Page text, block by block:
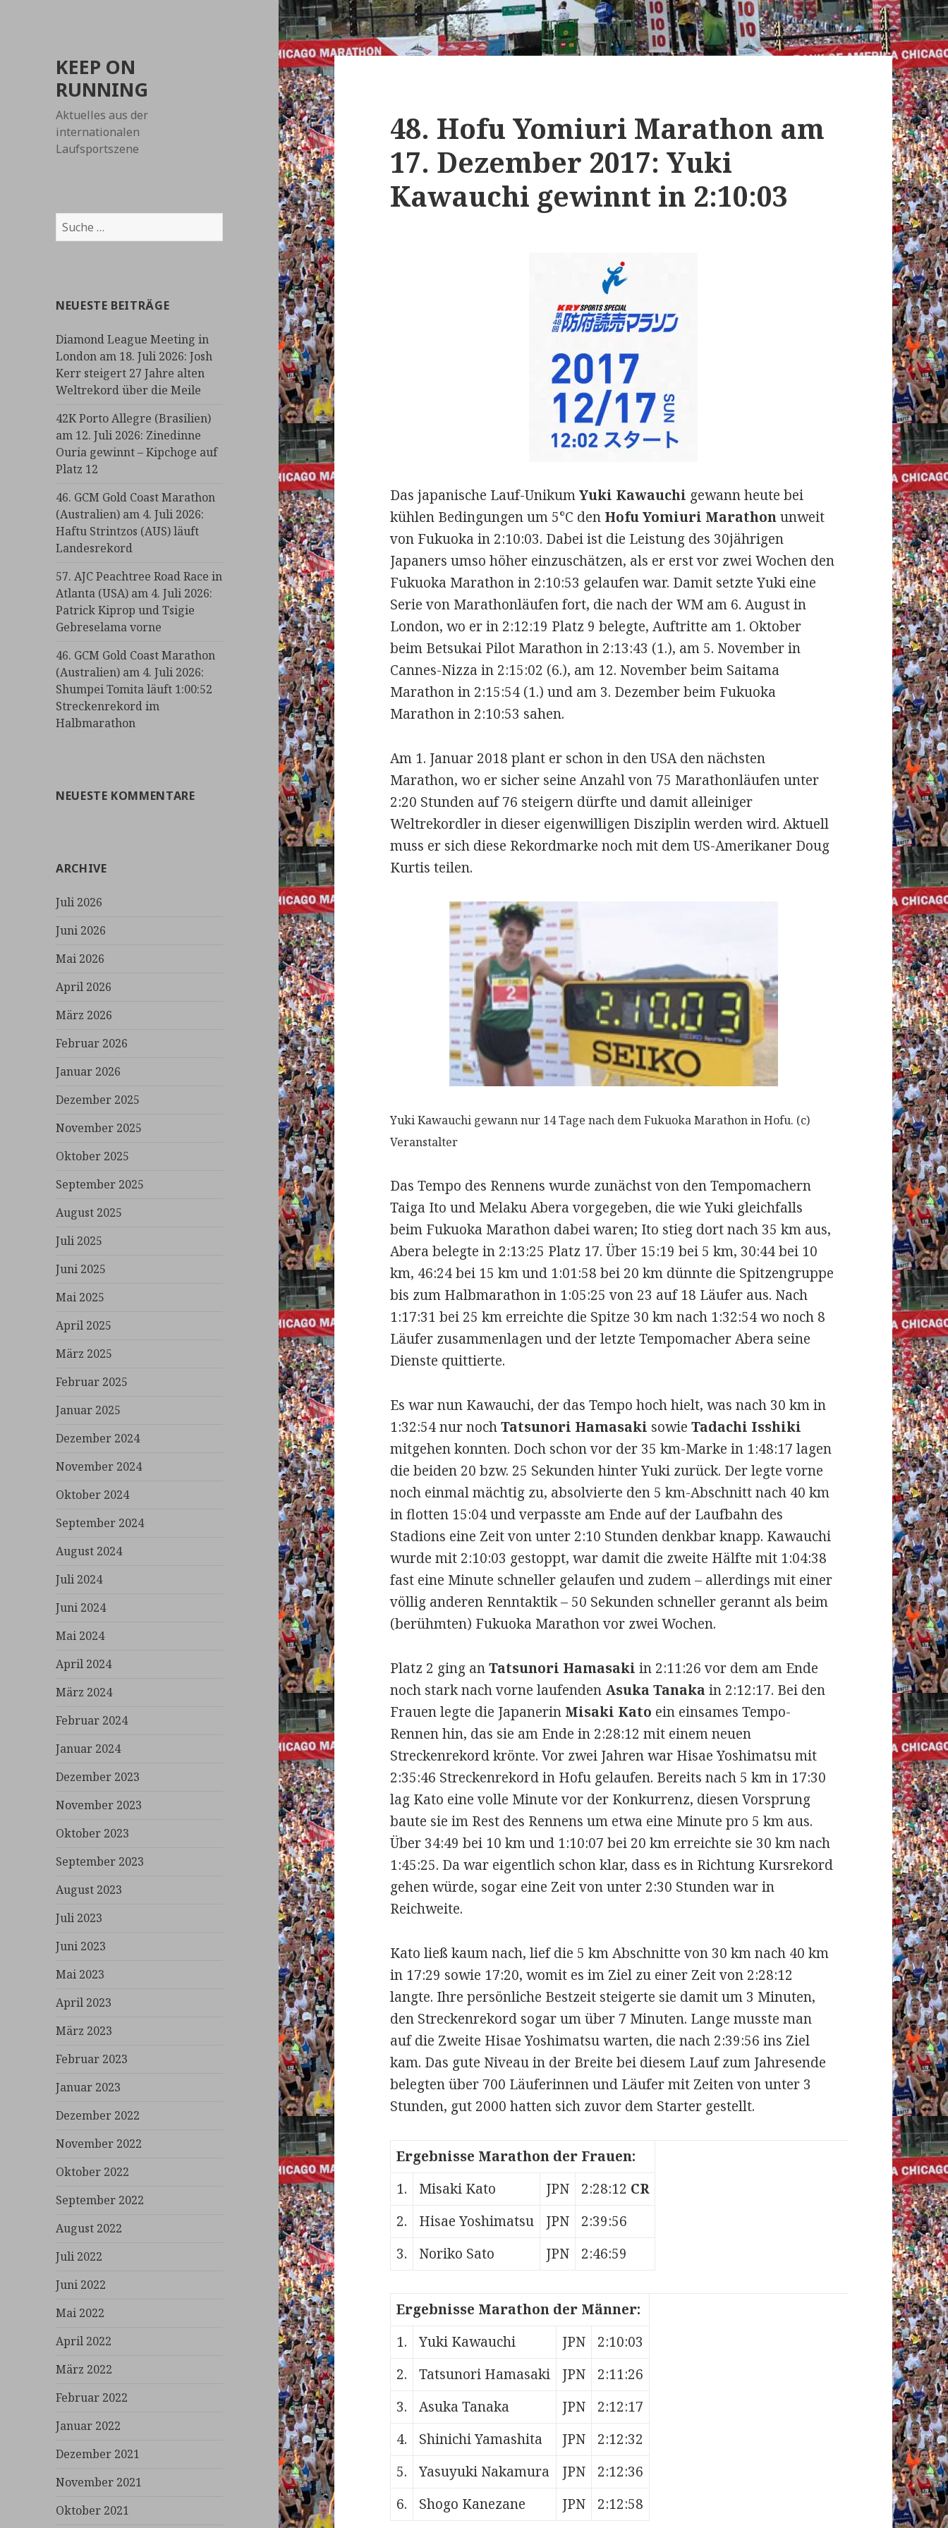
KEEP ON
RUNNING
Aktuelles aus der
internationalen
Laufsportszene
Suche
nach:
NEUESTE BEITRÄGE
Diamond League Meeting in
London am 18. Juli 2026: Josh
Kerr steigert 27 Jahre alten
Weltrekord über die Meile
42K Porto Allegre (Brasilien)
am 12. Juli 2026: Zinedinne
Ouria gewinnt – Kipchoge auf
Platz 12
46. GCM Gold Coast Marathon
(Australien) am 4. Juli 2026:
Haftu Strintzos (AUS) läuft
Landesrekord
57. AJC Peachtree Road Race in
Atlanta (USA) am 4. Juli 2026:
Patrick Kiprop und Tsigie
Gebreselama vorne
46. GCM Gold Coast Marathon
(Australien) am 4. Juli 2026:
Shumpei Tomita läuft 1:00:52
Streckenrekord im
Halbmarathon
NEUESTE KOMMENTARE
ARCHIVE
Juli 2026
Juni 2026
Mai 2026
April 2026
März 2026
Februar 2026
Januar 2026
Dezember 2025
November 2025
Oktober 2025
September 2025
August 2025
Juli 2025
Juni 2025
Mai 2025
April 2025
März 2025
Februar 2025
Januar 2025
Dezember 2024
November 2024
Oktober 2024
September 2024
August 2024
Juli 2024
Juni 2024
Mai 2024
April 2024
März 2024
Februar 2024
Januar 2024
Dezember 2023
November 2023
Oktober 2023
September 2023
August 2023
Juli 2023
Juni 2023
Mai 2023
April 2023
März 2023
Februar 2023
Januar 2023
Dezember 2022
November 2022
Oktober 2022
September 2022
August 2022
Juli 2022
Juni 2022
Mai 2022
April 2022
März 2022
Februar 2022
Januar 2022
Dezember 2021
November 2021
Oktober 2021
48. Hofu Yomiuri Marathon am
17. Dezember 2017: Yuki
Kawauchi gewinnt in 2:10:03
Das japanische Lauf-UnikumYuki Kawauchi gewann heute bei
kühlen Bedingungen um 5°C den Hofu Yomiuri Marathonunweit
von Fukuoka in 2:10:03. Dabei ist die Leistung des 30jährigen
Japaners umso höher einzuschätzen, als er erst vor zwei Wochen den
Fukuoka Marathon in 2:10:53 gelaufen war. Damit setzte Yuki eine
Serie von Marathonläufen fort, die nach der WM am 6. August in
London, wo er in 2:12:19 Platz 9 belegte, Auftritte am 1. Oktober
beim Betsukai Pilot Marathon in 2:13:43 (1.), am 5. November in
Cannes-Nizza in 2:15:02 (6.), am 12. November beim Saitama
Marathon in 2:15:54 (1.) und am 3. Dezember beim Fukuoka
Marathon in 2:10:53 sahen.
Am 1. Januar 2018 plant er schon in den USA den nächsten
Marathon, wo er sicher seine Anzahl von 75 Marathonläufen unter
2:20 Stunden auf 76 steigern dürfte und damit alleiniger
Weltrekordler in dieser eigenwilligen Disziplin werden wird. Aktuell
muss er sich diese Rekordmarke noch mit dem US-Amerikaner Doug
Kurtis teilen.
Yuki Kawauchi gewann nur 14 Tage nach dem Fukuoka Marathon in Hofu. (c)
Veranstalter
Das Tempo des Rennens wurde zunächst von den Tempomachern
Taiga Ito und Melaku Abera vorgegeben, die wie Yuki gleichfalls
beim Fukuoka Marathon dabei waren; Ito stieg dort nach 35 km aus,
Abera belegte in 2:13:25 Platz 17. Über 15:19 bei 5 km, 30:44 bei 10
km, 46:24 bei 15 km und 1:01:58 bei 20 km dünnte die Spitzengruppe
bis zum Halbmarathon in 1:05:25 von 23 auf 18 Läufer aus. Nach
1:17:31 bei 25 km erreichte die Spitze 30 km nach 1:32:54 wo noch 8
Läufer zusammenlagen und der letzte Tempomacher Abera seine
Dienste quittierte.
Es war nun Kawauchi, der das Tempo hoch hielt, was nach 30 km in
1:32:54 nur nochTatsunori Hamasaki sowieTadachi Isshiki
mitgehen konnten. Doch schon vor der 35 km-Marke in 1:48:17 lagen
die beiden 20 bzw. 25 Sekunden hinter Yuki zurück. Der legte vorne
noch einmal mächtig zu, absolvierte den 5 km-Abschnitt nach 40 km
in flotten 15:04 und verpasste am Ende auf der Laufbahn des
Stadions eine Zeit von unter 2:10 Stunden denkbar knapp. Kawauchi
wurde mit 2:10:03 gestoppt, war damit die zweite Hälfte mit 1:04:38
fast eine Minute schneller gelaufen und zudem – allerdings mit einer
völlig anderen Renntaktik – 50 Sekunden schneller gerannt als beim
(berühmten) Fukuoka Marathon vor zwei Wochen.
Platz 2 ging anTatsunori Hamasaki in 2:11:26 vor dem am Ende
noch stark nach vorne laufenden Asuka Tanaka in 2:12:17. Bei den
Frauen legte die Japanerin Misaki Kato ein einsames Tempo-
Rennen hin, das sie am Ende in 2:28:12 mit einem neuen
Streckenrekord krönte. Vor zwei Jahren war Hisae Yoshimatsu mit
2:35:46 Streckenrekord in Hofu gelaufen. Bereits nach 5 km in 17:30
lag Kato eine volle Minute vor der Konkurrenz, diesen Vorsprung
baute sie im Rest des Rennens um etwa eine Minute pro 5 km aus.
Über 34:49 bei 10 km und 1:10:07 bei 20 km erreichte sie 30 km nach
1:45:25. Da war eigentlich schon klar, dass es in Richtung Kursrekord
gehen würde, sogar eine Zeit von unter 2:30 Stunden war in
Reichweite.
Kato ließ kaum nach, lief die 5 km Abschnitte von 30 km nach 40 km
in 17:29 sowie 17:20, womit es im Ziel zu einer Zeit von 2:28:12
langte. Ihre persönliche Bestzeit steigerte sie damit um 3 Minuten,
den Streckenrekord sogar um über 7 Minuten. Lange musste man
auf die Zweite Hisae Yoshimatsu warten, die nach 2:39:56 ins Ziel
kam. Das gute Niveau in der Breite bei diesem Lauf zum Jahresende
belegten über 700 Läuferinnen und Läufer mit Zeiten von unter 3
Stunden, gut 2000 hatten sich zuvor dem Starter gestellt.
Ergebnisse Marathon der Frauen:
1.
Misaki Kato JPN 2:28:12 CR
2.
Hisae Yoshimatsu JPN
2:39:56
3.
Noriko Sato JPN 2:46:59
Ergebnisse Marathon der Männer:
1.
Yuki Kawauchi JPN
2:10:03
2.
Tatsunori Hamasaki JPN
2:11:26
3.
Asuka Tanaka JPN
2:12:17
4.
Shinichi Yamashita JPN
2:12:32
5.
Yasuyuki Nakamura JPN
2:12:36
6.
Shogo Kanezane JPN 2:12:58